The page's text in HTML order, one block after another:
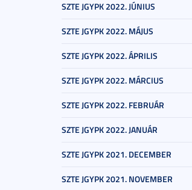
SZTE JGYPK 2022. JÚNIUS
SZTE JGYPK 2022. MÁJUS
SZTE JGYPK 2022. ÁPRILIS
SZTE JGYPK 2022. MÁRCIUS
SZTE JGYPK 2022. FEBRUÁR
SZTE JGYPK 2022. JANUÁR
SZTE JGYPK 2021. DECEMBER
SZTE JGYPK 2021. NOVEMBER